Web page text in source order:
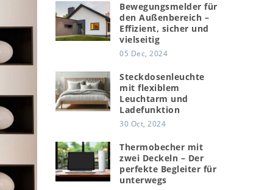
Bewegungsmelder für
den Außenbereich –
Effizient, sicher und
vielseitig
05 Dec, 2024
Steckdosenleuchte
mit flexiblem
Leuchtarm und
Ladefunktion
30 Oct, 2024
Thermobecher mit
zwei Deckeln – Der
perfekte Begleiter für
unterwegs